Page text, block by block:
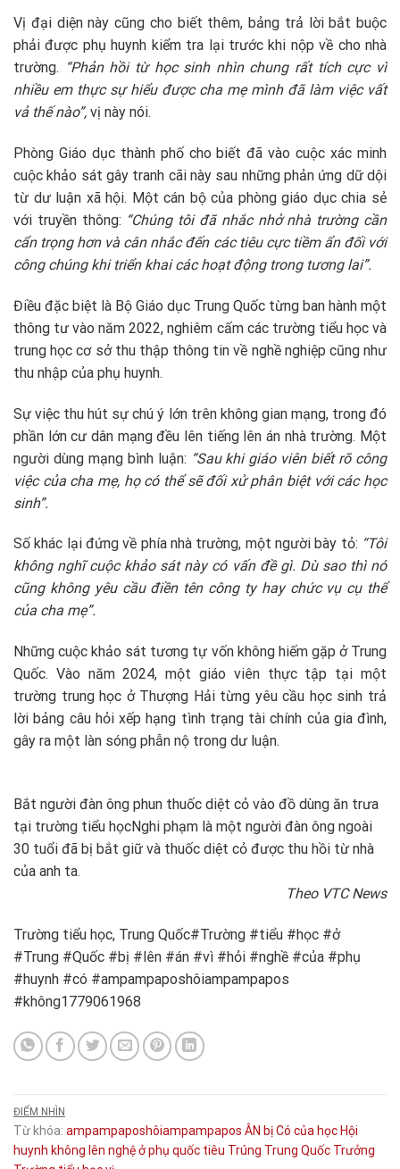
Vị đại diện này cũng cho biết thêm, bảng trả lời bắt buộc
phải được phụ huynh kiểm tra lại trước khi nộp về cho nhà
trường. “Phản hồi từ học sinh nhìn chung rất tích cực vì
nhiều em thực sự hiểu được cha mẹ mình đã làm việc vất
vả thế nào”, vị này nói.
Phòng Giáo dục thành phố cho biết đã vào cuộc xác minh
cuộc khảo sát gây tranh cãi này sau những phản ứng dữ dội
từ dư luận xã hội. Một cán bộ của phòng giáo dục chia sẻ
với truyền thông: “Chúng tôi đã nhắc nhở nhà trường cần
cẩn trọng hơn và cân nhắc đến các tiêu cực tiềm ẩn đối với
công chúng khi triển khai các hoạt động trong tương lai”.
Điều đặc biệt là Bộ Giáo dục Trung Quốc từng ban hành một
thông tư vào năm 2022, nghiêm cấm các trường tiểu học và
trung học cơ sở thu thập thông tin về nghề nghiệp cũng như
thu nhập của phụ huynh.
Sự việc thu hút sự chú ý lớn trên không gian mạng, trong đó
phần lớn cư dân mạng đều lên tiếng lên án nhà trường. Một
người dùng mạng bình luận: “Sau khi giáo viên biết rõ công
việc của cha mẹ, họ có thể sẽ đối xử phân biệt với các học
sinh”.
Số khác lại đứng về phía nhà trường, một người bày tỏ: “Tôi
không nghĩ cuộc khảo sát này có vấn đề gì. Dù sao thì nó
cũng không yêu cầu điền tên công ty hay chức vụ cụ thể
của cha mẹ”.
Những cuộc khảo sát tương tự vốn không hiếm gặp ở Trung
Quốc. Vào năm 2024, một giáo viên thực tập tại một
trường trung học ở Thượng Hải từng yêu cầu học sinh trả
lời bảng câu hỏi xếp hạng tình trạng tài chính của gia đình,
gây ra một làn sóng phẫn nộ trong dư luận.
Bắt người đàn ông phun thuốc diệt cỏ vào đồ dùng ăn trưa
tại trường tiểu họcNghi phạm là một người đàn ông ngoài
30 tuổi đã bị bắt giữ và thuốc diệt cỏ được thu hồi từ nhà
của anh ta.
Theo VTC News
Trường tiểu học, Trung Quốc#Trường #tiểu #học #ở
#Trung #Quốc #bị #lên #án #vì #hỏi #nghề #của #phụ
#huynh #có #ampampaposhôiampampapos
#không1779061968
ĐIỂM NHÌN
Từ khóa: ampampaposhôiampampapos ÂN bịCó của học Hội
huynh không lên nghệởphụ quốc tiêu Trúng Trung Quốc Trưởng